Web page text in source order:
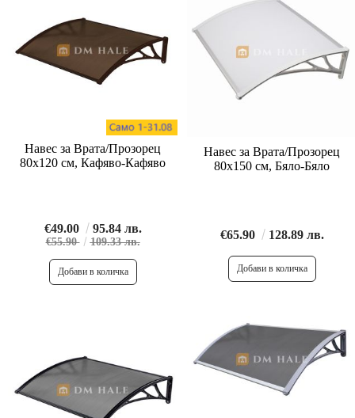
Навес за Врата/Прозорец
80х120 см, Кафяво-Кафяво
€49.00 95.84 лв.
€55.90 109.33 лв.
Навес за Врата/Прозорец
80х150 см, Бяло-Бяло
€65.90 128.89 лв.